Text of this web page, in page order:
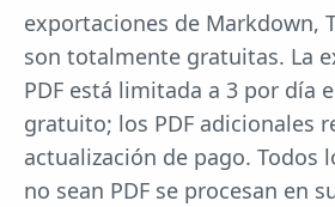
exportaciones de Markdown,
son totalmente gratuitas. La
PDF está limitada a 3 por día
gratuito; los PDF adicionales
actualización de pago. Todos
no sean PDF se procesan en